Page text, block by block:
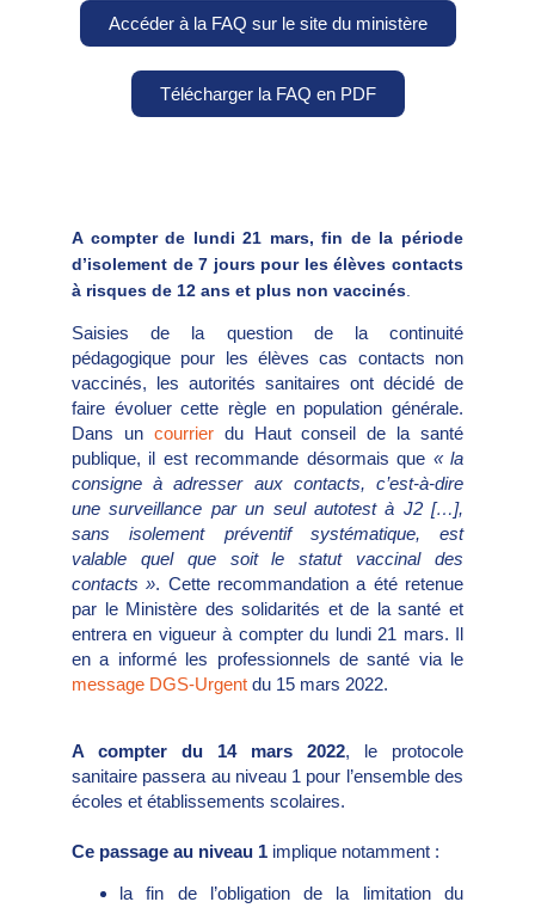
Accéder à la FAQ sur le site du ministère
Télécharger la FAQ en PDF
A compter de lundi 21 mars, fin de la période
d’isolement de 7 jours pour les élèves contacts
à risques de 12 ans et plus non vaccinés
Saisies de la question de la continuité
pédagogique pour les élèves cas contacts non
vaccinés, les autorités sanitaires ont décidé de
faire évoluer cette règle en population générale.
Dans un courrierdu Haut conseil de la santé
publique, il est recommande désormais que « la
consigne à adresser aux contacts, c’est-à-dire
une surveillance par un seul autotest à J2 […],
sans isolement préventif systématique, est
valable quel que soit le statut vaccinal des
contacts ». Cette recommandation a été retenue
par le Ministère des solidarités et de la santé et
entrera en vigueur à compter du lundi 21 mars. Il
en a informé les professionnels de santé via le
message DGS-Urgent du 15 mars 2022.
A compter du 14 mars 2022, le protocole
sanitaire passera au niveau 1 pour l’ensemble des
écoles et établissements scolaires.
Ce passage au niveau 1 implique notamment :
la fin de l’obligation de la limitation du